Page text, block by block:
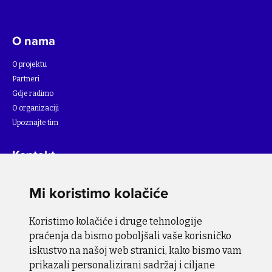
Mi koristimo kolačiće
Koristimo kolačiće i druge tehnologije
praćenja da bismo poboljšali vaše korisničko
iskustvo na našoj web stranici, kako bismo vam
prikazali personalizirani sadržaj i ciljane
O nama
O projektu
Partneri
Gdje radimo
O organizaciji
Upoznajte tim
Kontakt
Pratite nas